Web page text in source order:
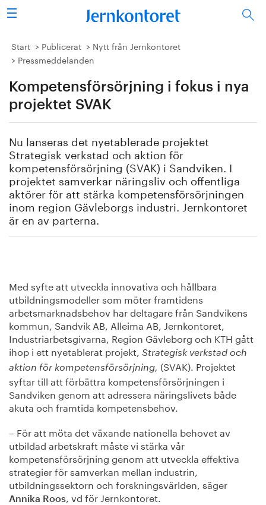
Sök
Stålindustrin
Forskning/utbildning
Energi/miljö
Vi tycker
Publicerat
Bildbank
Start Publicerat
Nytt från Jernkontoret
Pressmeddelanden
Kompetensförsörjning i fokus i nya
projektet SVAK
Nu lanseras det nyetablerade projektet
Strategisk verkstad och aktion för
kompetensförsörjning (SVAK) i Sandviken . I
projektet samverkar näringsliv och offentliga
aktörer för att stärka kompetensförsörjningen
inom region Gävleborgs industri. Jernkontoret
är en av parterna.
Med syfte att utveckla innovativa och hållbara
utbildningsmodeller som möter framtidens
arbetsmarknadsbehov har deltagare från Sandvikens
kommun, Sandvik AB, Alleima AB, Jernkontoret,
Industriarbetsgivarna, Region Gävleborg och KTH gått
ihop i ett nyetablerat projekt, Strategisk verkstad och
aktion för kompetensförsörjning, (SVAK). Projektet
syftar till att förbättra kompetensförsörjningen i
Sandviken genom att adressera näringslivets både
akuta och framtida kompetensbehov.
– För att möta det växande nationella behovet av
utbildad arbetskraft måste vi stärka vår
kompetensförsörjning genom att utveckla effektiva
strategier för samverkan mellan industrin,
utbildningssektorn och forskningsvärlden, säger
Annika Roos, vd för Jernkontoret.